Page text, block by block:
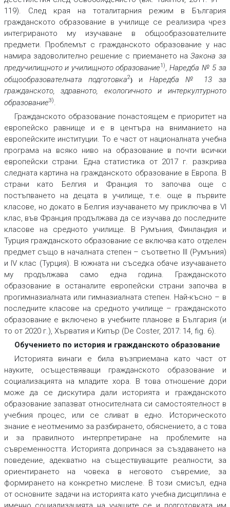
119). След края на тоталитарния режим в България
гражданското образование в училище се реализира чрез
интегрираното му изучаване в общообразователните
предмети. Проблемът с гражданското образование у нас
намира задоволително решение с приемането наЗакона за
предучилищното и училищното образование1)
Наредба № 5 за
общообразователната подготовка2)и Наредба № 13 за
гражданското, здравното, екологичното и интеркултурното
образование3)
Гражданското образование понастоящем е приоритет на
европейско равнище и е в центъра на вниманието на
европейските институции. То е част от националната учебна
програма на всяко ниво на образование в почти всички
европейски страни. Една статистика от 2017 г. разкрива
следната картина на гражданското образование в Европа. В
страни като Белгия и Франция то започва още с
постъпването на децата в училище, т.е. още в първите
класове, но докато в Белгия изучаването му приключва в VI
клас, във Франция продължава да се изучава до последните
класове на средното училище. В Румъния, Финландия и
Турция гражданското образование се включва като отделен
предмет също в началната степен – съответно III (Румъния)
и IV клас (Турция). В южната ни съседка обаче изучаването
му продължава само една година. Гражданското
образование в останалите европейски страни започва в
прогимназиалната или гимназиалната степен. Най-късно – в
последните класове на средното училище – гражданското
образование е включено в учебните планове в България (и
то от 2020 г.), Хърватия и Кипър (De Coster, 2017: 14, fig. 6).
Обучението по история и гражданското образование
Историята винаги е била възприемана като част от
науките, осъществяващи гражданското образование и
социализацията на младите хора. В това отношение дори
може да се дискутира дали историята и гражданското
образование запазват относителната си самостоятелност в
учебния процес, или се сливат в едно. Историческото
знание е неотменимо за разбирането, обяснението, а с това
и за правилното интерпретиране на проблемите на
съвременността. Историята допринася за създаването на
поведение, адекватно на съществуващите реалности, за
ориентирането на човека в неговото съвремие, за
формирането на конкретно мислене. В този смисъл, една
от основните задачи на историята като учебна дисциплина е